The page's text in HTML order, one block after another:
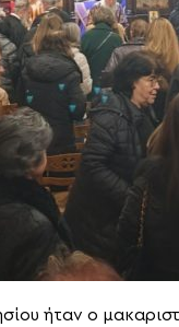
ήταν ο